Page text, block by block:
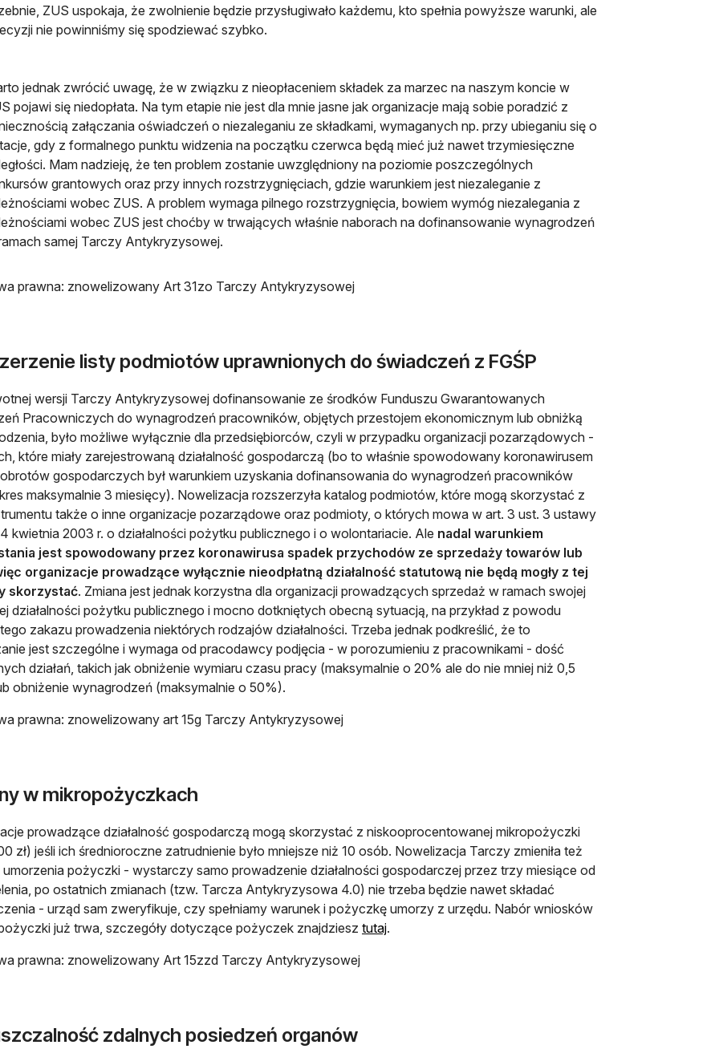
ZUS uspokaja, że zwolnienie będzie przysługiwało każdemu, kto spełnia powyższe warunki, ale
nie powinniśmy się spodziewać szybko.
jednak zwrócić uwagę, że w związku z nieopłaceniem składek za marzec na naszym koncie w
pojawi się niedopłata. Na tym etapie nie jest dla mnie jasne jak organizacje mają sobie poradzić z
załączania oświadczeń o niezaleganiu ze składkami, wymaganych np. przy ubieganiu się o
gdy z formalnego punktu widzenia na początku czerwca będą mieć już nawet trzymiesięczne
Mam nadzieję, że ten problem zostanie uwzględniony na poziomie poszczególnych
grantowych oraz przy innych rozstrzygnięciach, gdzie warunkiem jest niezaleganie z
wobec ZUS. A problem wymaga pilnego rozstrzygnięcia, bowiem wymóg niezalegania z
wobec ZUS jest choćby w trwających właśnie naborach na dofinansowanie wynagrodzeń
samej Tarczy Antykryzysowej.
prawna: znowelizowany Art 31zo Tarczy Antykryzysowej
listy podmiotów uprawnionych do świadczeń z FGŚP
wersji Tarczy Antykryzysowej dofinansowanie ze środków Funduszu Gwarantowanych
Pracowniczych do wynagrodzeń pracowników, objętych przestojem ekonomicznym lub obniżką
było możliwe wyłącznie dla przedsiębiorców, czyli w przypadku organizacji pozarządowych -
które miały zarejestrowaną działalność gospodarczą (bo to właśnie spowodowany koronawirusem
gospodarczych był warunkiem uzyskania dofinansowania do wynagrodzeń pracowników
maksymalnie 3 miesięcy). Nowelizacja rozszerzyła katalog podmiotów, które mogą skorzystać z
także o inne organizacje pozarządowe oraz podmioty, o których mowa w art. 3 ust. 3 ustawy
kwietnia 2003 r. o działalności pożytku publicznego i o wolontariacie. Ale nadal warunkiem
jest spowodowany przez koronawirusa spadek przychodów ze sprzedaży towarów lub
organizacje prowadzące wyłącznie nieodpłatną działalność statutową nie będą mogły z tej
skorzystać. Zmiana jest jednak korzystna dla organizacji prowadzących sprzedaż w ramach swojej
działalności pożytku publicznego i mocno dotkniętych obecną sytuacją, na przykład z powodu
zakazu prowadzenia niektórych rodzajów działalności. Trzeba jednak podkreślić, że to
jest szczególne i wymaga od pracodawcy podjęcia - w porozumieniu z pracownikami - dość
działań, takich jak obniżenie wymiaru czasu pracy (maksymalnie o 20% ale do nie mniej niż 0,5
obniżenie wynagrodzeń (maksymalnie o 50%).
prawna: znowelizowany art 15g Tarczy Antykryzysowej
w mikropożyczkach
prowadzące działalność gospodarczą mogą skorzystać z niskooprocentowanej mikropożyczki
zł) jeśli ich średnioroczne zatrudnienie było mniejsze niż 10 osób. Nowelizacja Tarczy zmieniła też
umorzenia pożyczki - wystarczy samo prowadzenie działalności gospodarczej przez trzy miesiące od
po ostatnich zmianach (tzw. Tarcza Antykryzysowa 4.0) nie trzeba będzie nawet składać
- urząd sam zweryfikuje, czy spełniamy warunek i pożyczkę umorzy z urzędu. Nabór wniosków
już trwa, szczegóły dotyczące pożyczek znajdziesz tutajotwiera się w nowej karcie
.
prawna: znowelizowany Art 15zzd Tarczy Antykryzysowej
zdalnych posiedzeń organów